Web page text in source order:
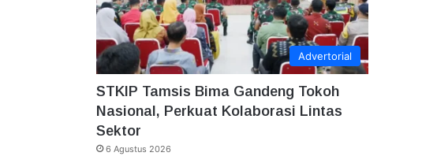
Advertorial
STKIP Tamsis Bima Gandeng Tokoh
Nasional, Perkuat Kolaborasi Lintas
Sektor
6 Agustus 2026